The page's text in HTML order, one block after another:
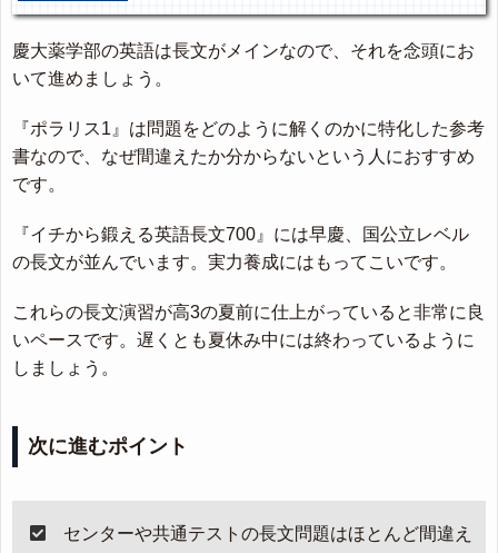
慶大薬学部の英語は長文がメインなので、それを念頭にお
いて進めましょう。
『ポラリス1』は問題をどのように解くのかに特化した参考
書なので、なぜ間違えたか分からないという人におすすめ
です。
『イチから鍛える英語長文700』には早慶、国公立レベル
の長文が並んでいます。実力養成にはもってこいです。
これらの長文演習が高3の夏前に仕上がっていると非常に良
いペースです。遅くとも夏休み中には終わっているように
しましょう。
次に進むポイント
センターや共通テストの長文問題はほとんど間違え